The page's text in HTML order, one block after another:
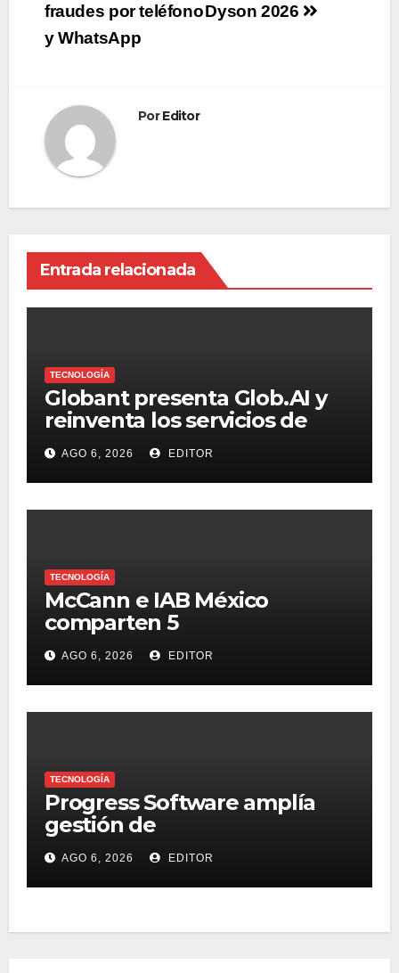
Dyson 2026
fraudes por teléfono
y WhatsApp
PorEditor
Entrada relacionada
TECNOLOGÍA
Globant presenta Glob.AI y
reinventa los servicios de
tecnología para la era de la IA
AGO 6, 2026 EDITOR
TECNOLOGÍA
McCann e IAB México
comparten 5
macrotendencias en la
industria del marketing y la
publicidad
AGO 6, 2026 EDITOR
TECNOLOGÍA
Progress Software amplía
gestión de
supercomputadoras de IA
NVIDIA DGX Spark con Chef
AGO 6, 2026 EDITOR